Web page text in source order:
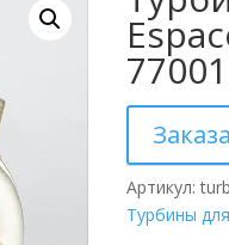
Артикул:
Турбины